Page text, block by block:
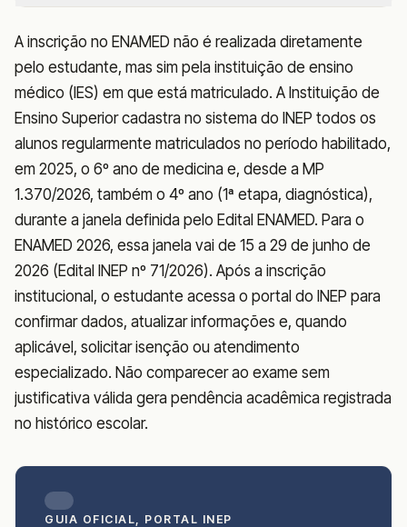
A inscrição no ENAMED não é realizada diretamente
pelo estudante, mas sim pela instituição de ensino
médico (IES) em que está matriculado. A Instituição de
Ensino Superior cadastra no sistema do INEP todos os
alunos regularmente matriculados no período habilitado,
em 2025, o 6º ano de medicina e, desde a MP
1.370/2026, também o 4º ano (1ª etapa, diagnóstica),
durante a janela definida pelo Edital ENAMED. Para o
ENAMED 2026, essa janela vai de 15 a 29 de junho de
2026 (Edital INEP nº 71/2026). Após a inscrição
institucional, o estudante acessa o portal do INEP para
confirmar dados, atualizar informações e, quando
aplicável, solicitar isenção ou atendimento
especializado. Não comparecer ao exame sem
justificativa válida gera pendência acadêmica registrada
no histórico escolar.
GUIA OFICIAL, PORTAL INEP